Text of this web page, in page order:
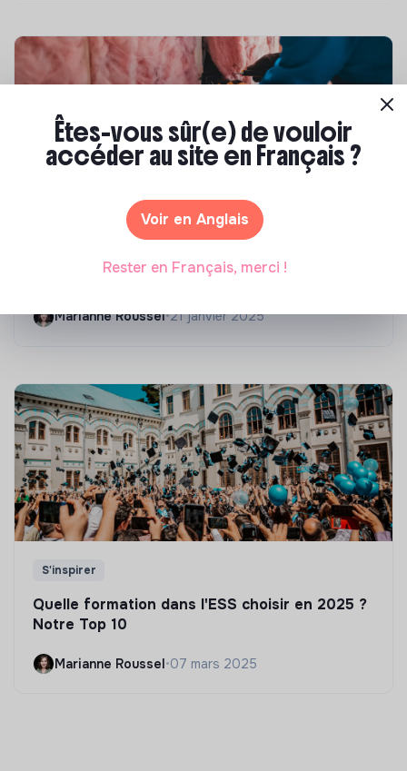
Compétences & formations
Top 8 des formations en rénovation
énergétique des bâtiments
Marianne Roussel•21 janvier 2025
S'inspirer
Quelle formation dans l'ESS choisir en 2025 ?
Notre Top 10
Marianne Roussel•07 mars 2025
Êtes-vous sûr(e) de vouloir
accéder au site en Français ?
Voir en Anglais
Rester en Français, merci !